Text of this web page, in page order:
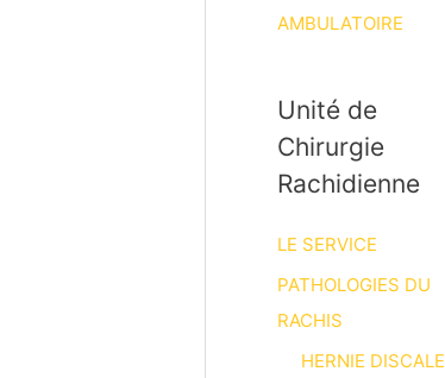
AMBULATOIRE
Unité de
Chirurgie
Rachidienne
LE SERVICE
PATHOLOGIES DU
RACHIS
HERNIE DISCALE